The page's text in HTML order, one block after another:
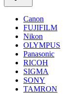
Canon
FUJIFILM
Nikon
OLYMPUS
Panasonic
RICOH
SIGMA
SONY
TAMRON